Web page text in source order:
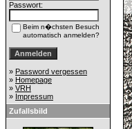
Passwort:
Beim n�chsten Besuch
automatisch anmelden?
» Password vergessen
» Homepage
» VRH
» Impressum
Zufallsbild